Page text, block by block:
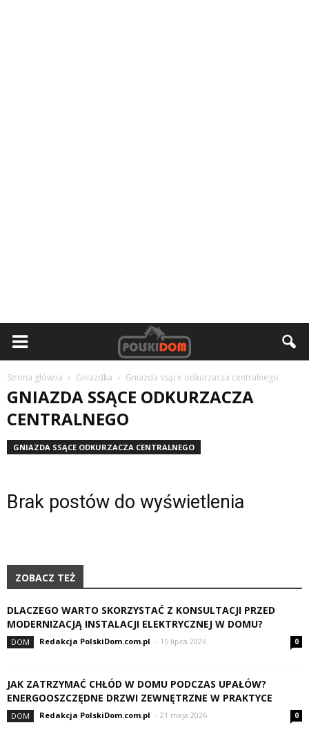
Strona główna Gniazdka Gniazda ssące odkurzacza centralnego
GNIAZDA SSĄCE ODKURZACZA
CENTRALNEGO
GNIAZDA SSĄCE ODKURZACZA CENTRALNEGO
Brak postów do wyświetlenia
ZOBACZ TEŻ
DLACZEGO WARTO SKORZYSTAĆ Z KONSULTACJI PRZED
MODERNIZACJĄ INSTALACJI ELEKTRYCZNEJ W DOMU?
DOM Redakcja PolskiDom.com.pl - 15 lipca 2026 0
JAK ZATRZYMAĆ CHŁÓD W DOMU PODCZAS UPAŁÓW?
ENERGOOSZCZĘDNE DRZWI ZEWNĘTRZNE W PRAKTYCE
DOM Redakcja PolskiDom.com.pl - 21 maja 2026 0